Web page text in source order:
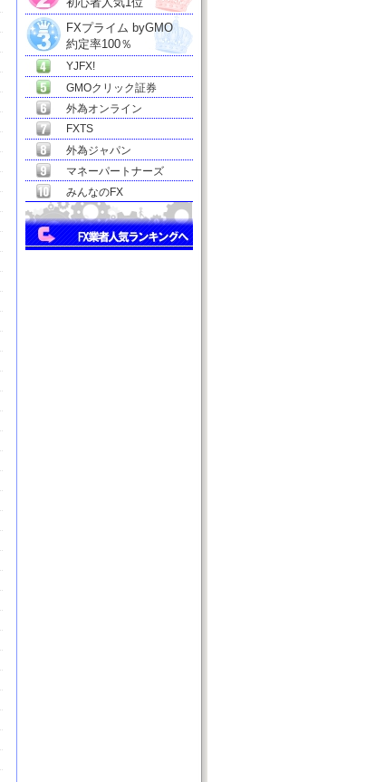
FXプライム byGMO
約定率100％
YJFX!
GMOクリック証券
外為オンライン
FXTS
外為ジャパン
マネーパートナーズ
みんなのFX